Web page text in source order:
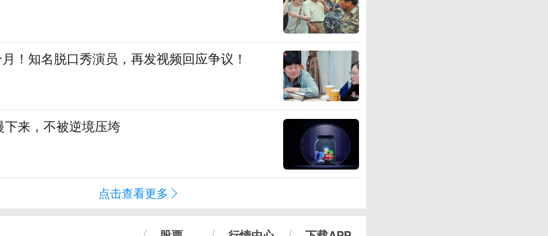
！知名脱口秀演员，再发视频回应争议！
来，不被逆境压垮
点击查看更多